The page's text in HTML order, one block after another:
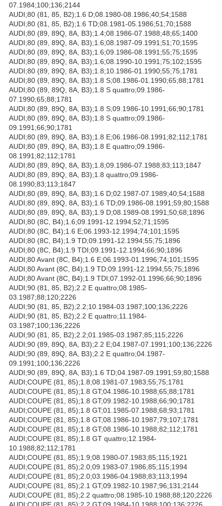
07.1984;100;136;2144
AUDI;80 (81, 85, B2);1.6 D;08.1980-08.1986;40;54;1588
AUDI;80 (81, 85, B2);1.6 TD;08.1981-05.1986;51;70;1588
AUDI;80 (89, 89Q, 8A, B3);1.4;08.1986-07.1988;48;65;1400
AUDI;80 (89, 89Q, 8A, B3);1.6;08.1987-09.1991;51;70;1595
AUDI;80 (89, 89Q, 8A, B3);1.6;09.1986-08.1991;55;75;1595
AUDI;80 (89, 89Q, 8A, B3);1.6;08.1990-10.1991;75;102;1595
AUDI;80 (89, 89Q, 8A, B3);1.8;10.1986-01.1990;55;75;1781
AUDI;80 (89, 89Q, 8A, B3);1.8 S;08.1986-01.1990;65;88;1781
AUDI;80 (89, 89Q, 8A, B3);1.8 S quattro;09.1986-
07.1990;65;88;1781
AUDI;80 (89, 89Q, 8A, B3);1.8 S;09.1986-10.1991;66;90;1781
AUDI;80 (89, 89Q, 8A, B3);1.8 S quattro;09.1986-
09.1991;66;90;1781
AUDI;80 (89, 89Q, 8A, B3);1.8 E;06.1986-08.1991;82;112;1781
AUDI;80 (89, 89Q, 8A, B3);1.8 E quattro;09.1986-
08.1991;82;112;1781
AUDI;80 (89, 89Q, 8A, B3);1.8;09.1986-07.1988;83;113;1847
AUDI;80 (89, 89Q, 8A, B3);1.8 quattro;09.1986-
08.1990;83;113;1847
AUDI;80 (89, 89Q, 8A, B3);1.6 D;02.1987-07.1989;40;54;1588
AUDI;80 (89, 89Q, 8A, B3);1.6 TD;09.1986-08.1991;59;80;1588
AUDI;80 (89, 89Q, 8A, B3);1.9 D;08.1989-08.1991;50;68;1896
AUDI;80 (8C, B4);1.6;09.1991-12.1994;52;71;1595
AUDI;80 (8C, B4);1.6 E;06.1993-12.1994;74;101;1595
AUDI;80 (8C, B4);1.9 TD;09.1991-12.1994;55;75;1896
AUDI;80 (8C, B4);1.9 TDI;09.1991-12.1994;66;90;1896
AUDI;80 Avant (8C, B4);1.6 E;06.1993-01.1996;74;101;1595
AUDI;80 Avant (8C, B4);1.9 TD;09.1991-12.1994;55;75;1896
AUDI;80 Avant (8C, B4);1.9 TDI;07.1992-01.1996;66;90;1896
AUDI;90 (81, 85, B2);2.2 E quattro;08.1985-
03.1987;88;120;2226
AUDI;90 (81, 85, B2);2.2;10.1984-03.1987;100;136;2226
AUDI;90 (81, 85, B2);2.2 E quattro;11.1984-
03.1987;100;136;2226
AUDI;90 (81, 85, B2);2.2;01.1985-03.1987;85;115;2226
AUDI;90 (89, 89Q, 8A, B3);2.2 E;04.1987-07.1991;100;136;2226
AUDI;90 (89, 89Q, 8A, B3);2.2 E quattro;04.1987-
09.1991;100;136;2226
AUDI;90 (89, 89Q, 8A, B3);1.6 TD;04.1987-09.1991;59;80;1588
AUDI;COUPE (81, 85);1.8;08.1981-07.1983;55;75;1781
AUDI;COUPE (81, 85);1.8 GT;04.1986-10.1988;65;88;1781
AUDI;COUPE (81, 85);1.8 GT;09.1982-10.1988;66;90;1781
AUDI;COUPE (81, 85);1.8 GT;01.1985-07.1988;68;93;1781
AUDI;COUPE (81, 85);1.8 GT;08.1986-10.1987;79;107;1781
AUDI;COUPE (81, 85);1.8 GT;08.1986-10.1988;82;112;1781
AUDI;COUPE (81, 85);1.8 GT quattro;12.1984-
10.1988;82;112;1781
AUDI;COUPE (81, 85);1.9;08.1980-07.1983;85;115;1921
AUDI;COUPE (81, 85);2.0;09.1983-07.1986;85;115;1994
AUDI;COUPE (81, 85);2.0;03.1986-04.1988;83;113;1994
AUDI;COUPE (81, 85);2.1 GT;09.1982-10.1987;96;131;2144
AUDI;COUPE (81, 85);2.2 quattro;08.1985-10.1988;88;120;2226
AUDI;COUPE (81, 85);2.2 GT;09.1984-10.1988;100;136;2226